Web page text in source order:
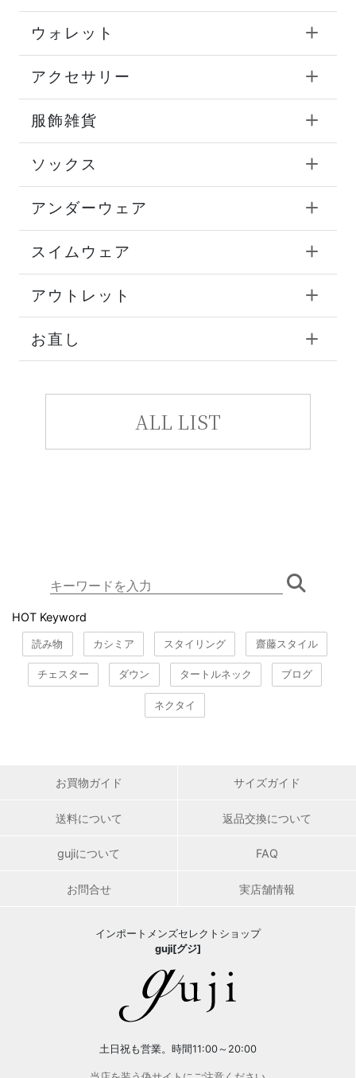
ウォレット
アクセサリー
服飾雑貨
ソックス
アンダーウェア
スイムウェア
アウトレット
お直し
ALL LIST
HOT Keyword
読み物 カシミア スタイリング 齋藤スタイル
チェスター ダウン タートルネック ブログ
ネクタイ
お買物ガイド サイズガイド
送料について 返品交換について
gujiについて FAQ
お問合せ 実店舗情報
インポートメンズセレクトショップ
guji[グジ]
土日祝も営業。時間11:00～20:00